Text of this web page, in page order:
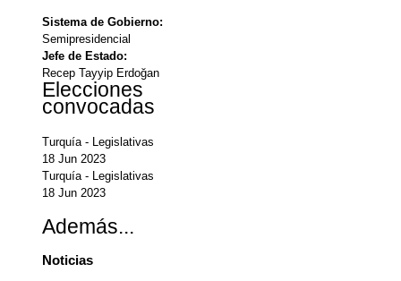
Sistema de Gobierno:
Semipresidencial
Jefe de Estado:
Recep Tayyip Erdoğan
Elecciones
convocadas
Turquía - Legislativas
18 Jun 2023
Turquía - Legislativas
18 Jun 2023
Además...
Noticias